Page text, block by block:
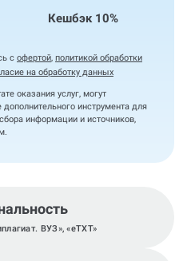
Кешбэк 10%
с офертой, политикой обработки
на обработку данных
оказания услуг, могут
инструмента для
информации и источников,
ВУЗ», «eTXT»